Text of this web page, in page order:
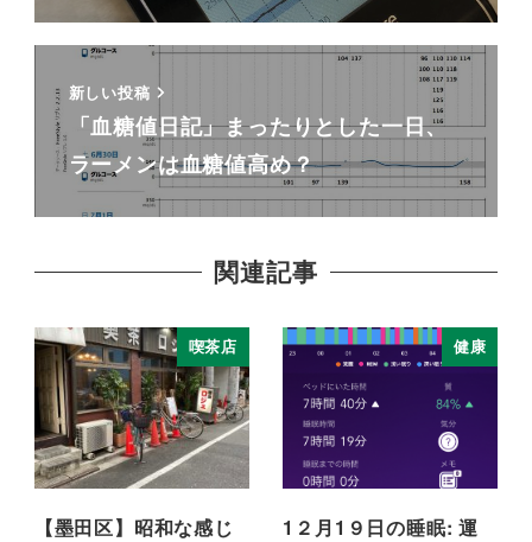
新しい投稿
「血糖値日記」まったりとした一日、
ラーメンは血糖値高め？
関連記事
喫茶店
【墨田区】昭和な感じ
健康
1２月1９日の睡眠: 運